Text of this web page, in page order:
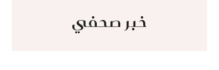
خبر صحفي